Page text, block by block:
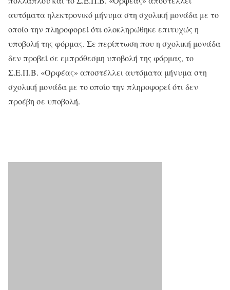
αυτόματα ηλεκτρονικό μήνυμα στη σχολική μονάδα με το
οποίο την πληροφορεί ότι ολοκληρώθηκε επιτυχώς η
υποβολή της φόρμας. Σε περίπτωση που η σχολική μονάδα
δεν προβεί σε εμπρόθεσμη υποβολή της φόρμας, το
Σ.Ε.Π.Β. «Ορφέας» αποστέλλει αυτόματα μήνυμα στη
σχολική μονάδα με το οποίο την πληροφορεί ότι δεν
προέβη σε υποβολή.